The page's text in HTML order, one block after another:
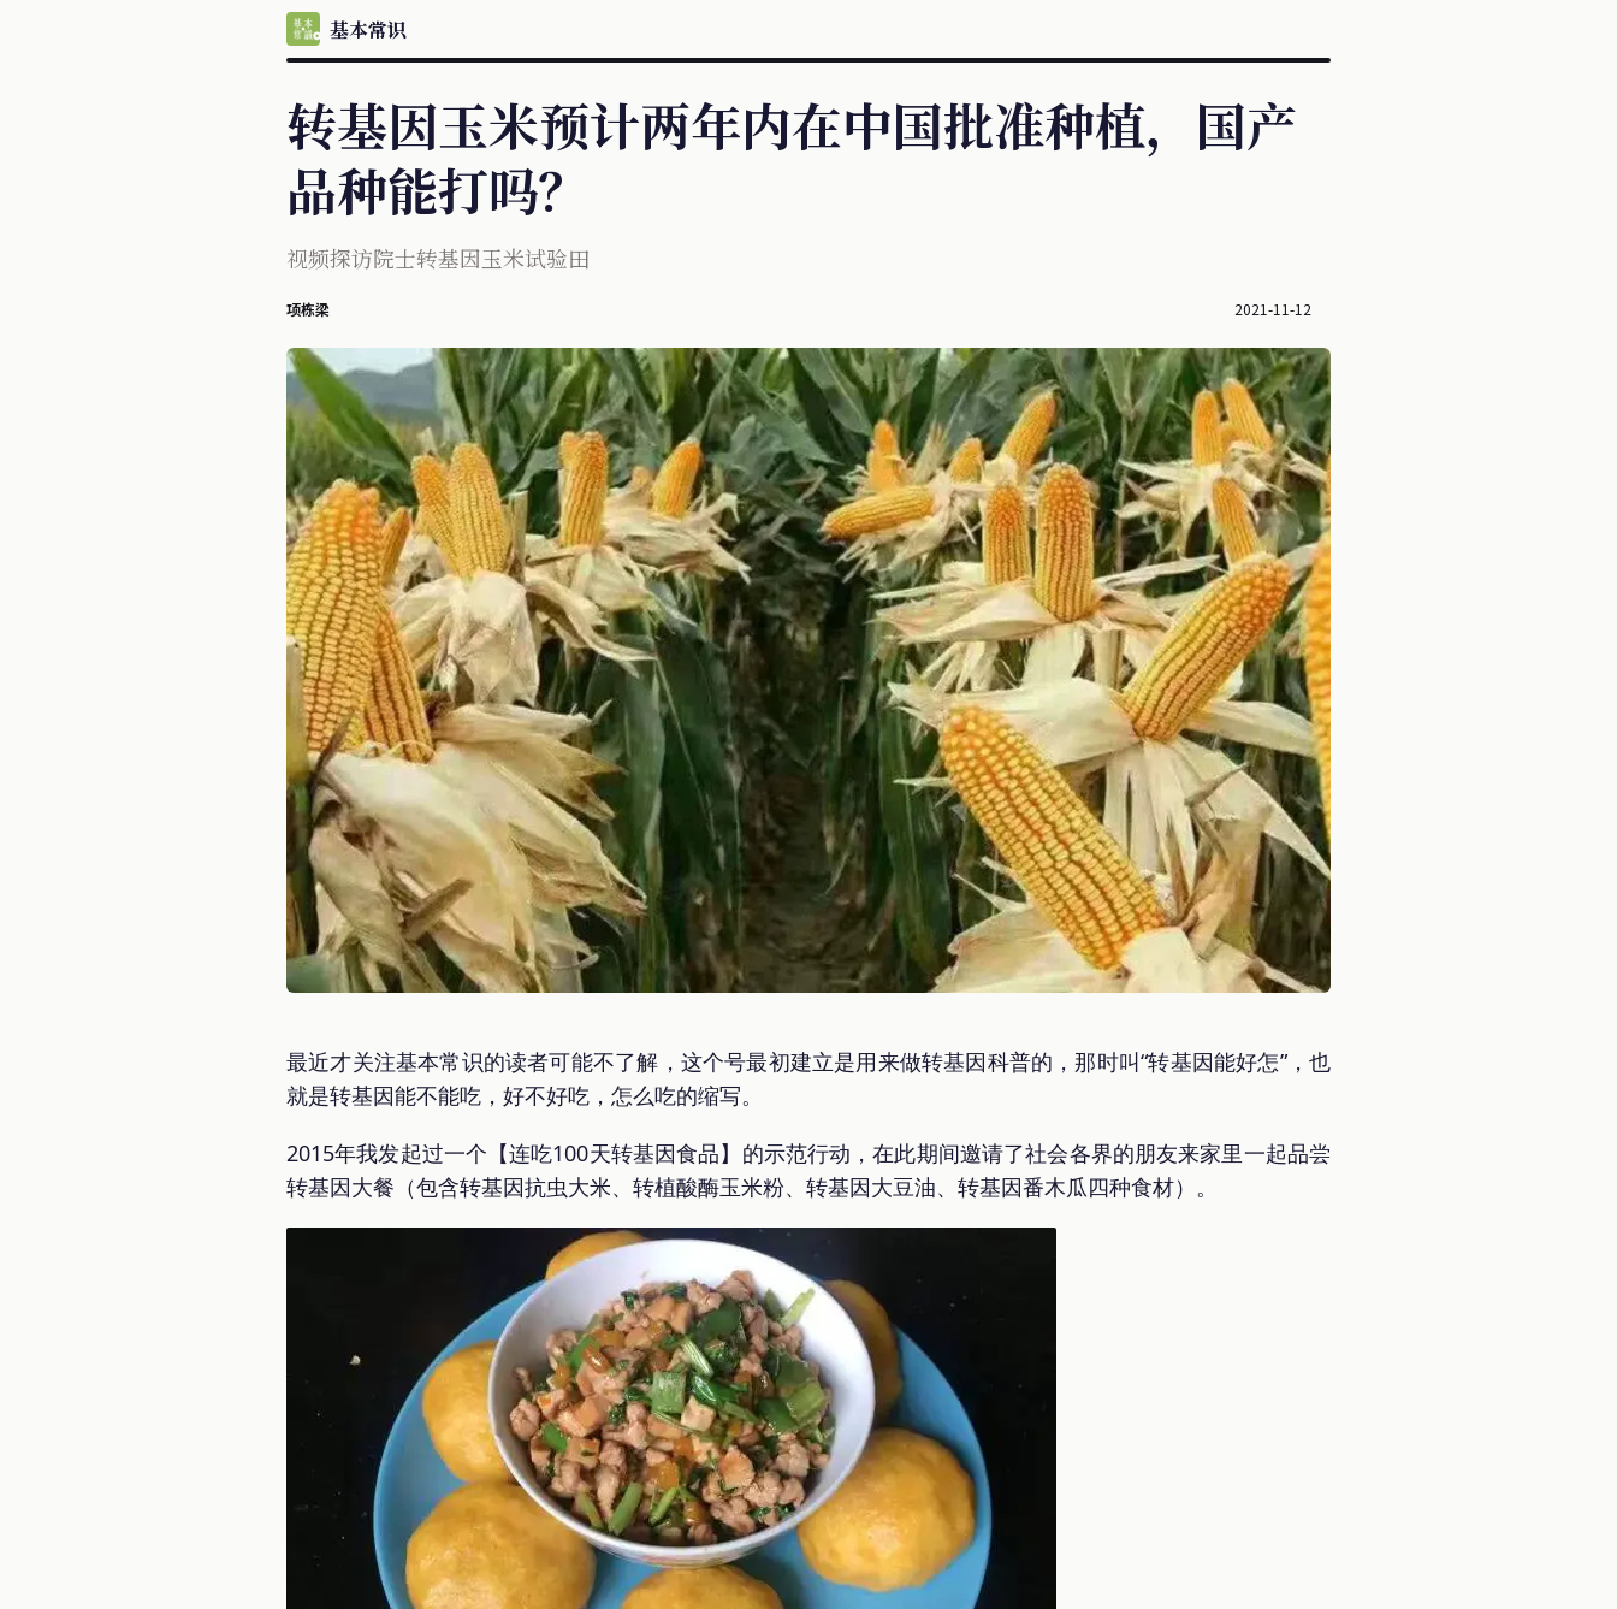
基本常识
转基因玉米预计两年内在中国批准种植，国产
品种能打吗？
视频探访院士转基因玉米试验田
项栋梁 2021-11-12
最近才关注基本常识的读者可能不了解，这个号最初建立是用来做转基因科普的，那时叫“转基因能好怎”，也
就是转基因能不能吃，好不好吃，怎么吃的缩写。
2015年我发起过一个【连吃100天转基因食品】的示范行动，在此期间邀请了社会各界的朋友来家里一起品尝
转基因大餐（包含转基因抗虫大米、转植酸酶玉米粉、转基因大豆油、转基因番木瓜四种食材）。